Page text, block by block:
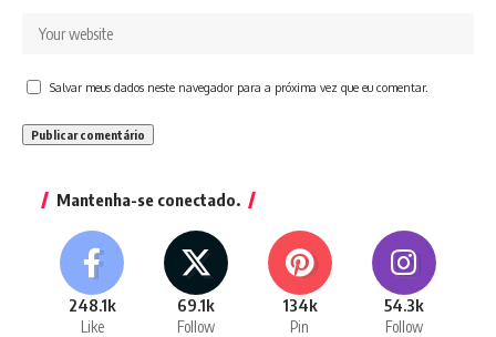
Salvar meus dados neste navegador para a próxima vez que eu comentar.
Mantenha-se conectado.
248.1k
Like
69.1k
Follow
134k
Pin
54.3k
Follow